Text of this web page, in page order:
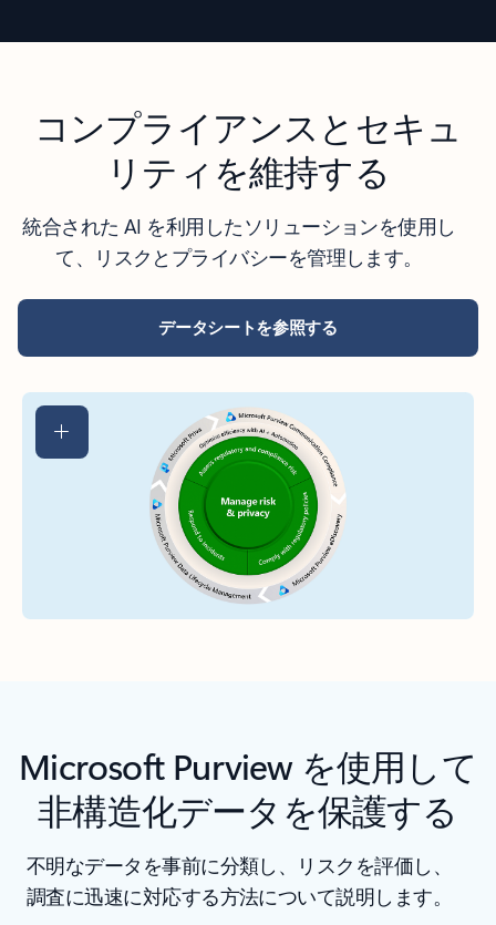
コンプライアンスとセキュ
リティを維持する
統合された AI を利用したソリューションを使用し
て、リスクとプライバシーを管理します。
データシートを参照する
Microsoft Purview を使用して
非構造化データを保護する
不明なデータを事前に分類し、リスクを評価し、
調査に迅速に対応する方法について説明します。